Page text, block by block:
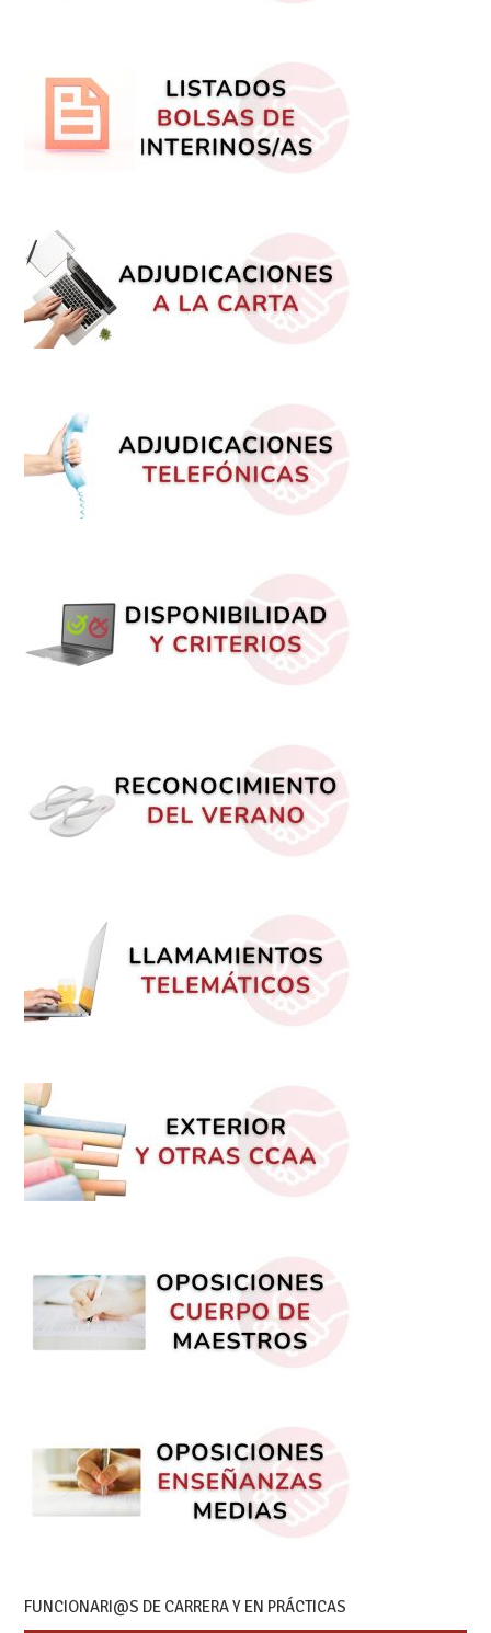
FUNCIONARI@S DE CARRERA Y EN PRÁCTICAS